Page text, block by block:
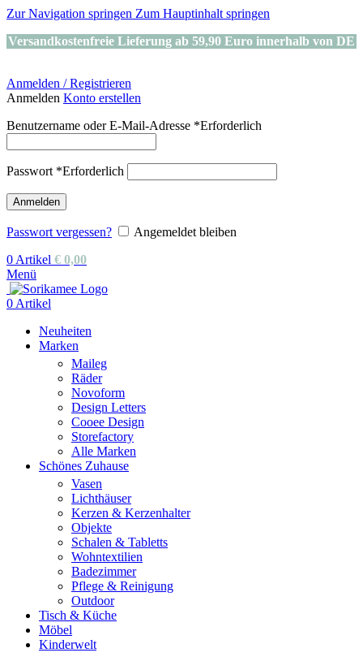
Zur Navigation springen Zum Hauptinhalt springen
Versandkostenfreie Lieferung ab 59,90 Euro innerhalb von DE
Anmelden / Registrieren
Anmelden Konto erstellen
Benutzername oder E-Mail-Adresse *Erforderlich
Passwort *Erforderlich
Anmelden
Passwort vergessen?
Angemeldet bleiben
0 Artikel € 0,00
Menü
0 Artikel
Neuheiten
Marken
Maileg
Räder
Novoform
Design Letters
Cooee Design
Storefactory
Alle Marken
Schönes Zuhause
Vasen
Lichthäuser
Kerzen & Kerzenhalter
Objekte
Schalen & Tabletts
Wohntextilien
Badezimmer
Pflege & Reinigung
Outdoor
Tisch & Küche
Möbel
Kinderwelt